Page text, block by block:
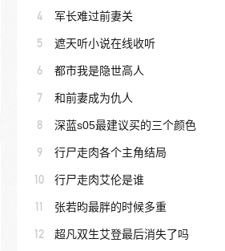
4 军长难过前妻关
5 遮天听小说在线收听
6 都市我是隐世高人
7 和前妻成为仇人
8 深蓝s05最建议买的三个颜色
9 行尸走肉各个主角结局
10 行尸走肉艾伦是谁
11 张若昀最胖的时候多重
12 超凡双生艾登最后消失了吗